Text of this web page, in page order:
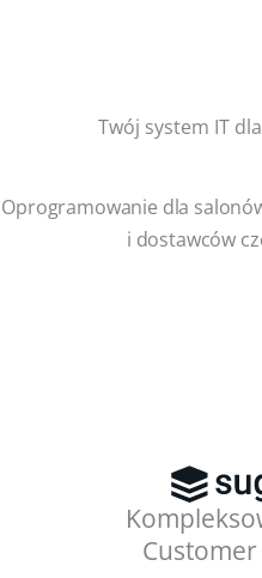
Twój system IT
Oprogramowanie dla
i dostawców